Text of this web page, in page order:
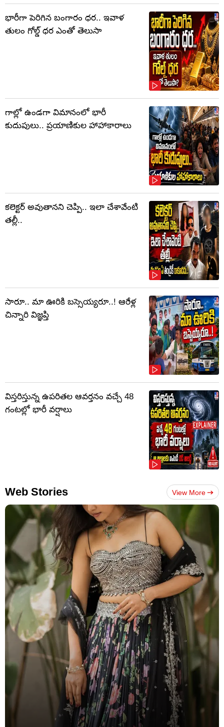
భారీగా పెరిగిన బంగారం ధర.. ఇవాళ
తులం గోల్డ్‌ ధర ఎంతో తెలుసా
గాల్లో ఉండగా విమానంలో భారీ
కుదుపులు.. ప్రయాణికుల హాహాకారాలు
కలెక్టర్‌ అవుతానని చెప్పి.. ఇలా చేశావేంటి
తల్లీ..
సారూ.. మా ఊరికి బస్సెయ్యరూ..! ఆరేళ్ల
చిన్నారి విజ్ఞప్తి
విస్తరిస్తున్న ఉపరితల ఆవర్తనం వచ్చే 48
గంటల్లో భారీ వర్షాలు
Web Stories View More